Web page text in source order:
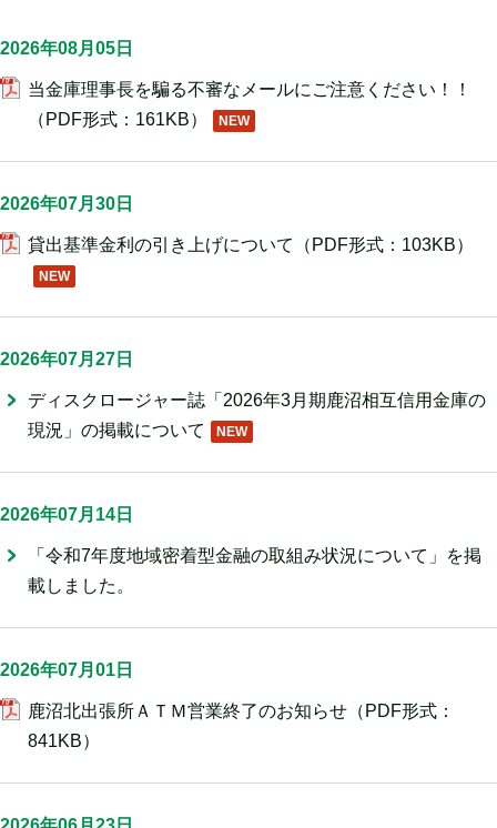
2026年08月05日
当金庫理事長を騙る不審なメールにご注意ください！！
（PDF形式：161KB）
2026年07月30日
貸出基準金利の引き上げについて （PDF形式：103KB）
2026年07月27日
ディスクロージャー誌「2026年3月期鹿沼相互信用金庫の
現況」の掲載について
2026年07月14日
「令和7年度地域密着型金融の取組み状況について」を掲
載しました。
2026年07月01日
鹿沼北出張所ＡＴＭ営業終了のお知らせ （PDF形式：
841KB）